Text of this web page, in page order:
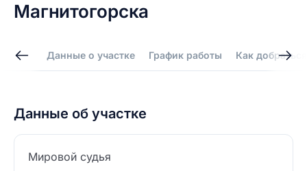
Магнитогорска
Данные о участке График работы Как добраться
Данные об участке
Мировой судья